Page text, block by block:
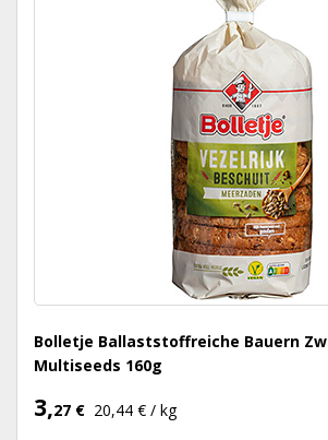
Bolletje Ballaststoffreiche Bauern
Multiseeds 160g
3,27 € 20,44 € / kg